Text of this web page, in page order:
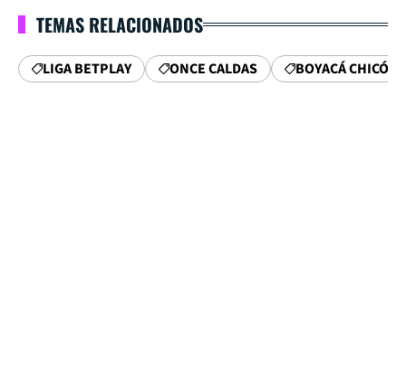
TEMAS RELACIONADOS
LIGA BETPLAY ONCE CALDAS BOYACÁ CHICÓ